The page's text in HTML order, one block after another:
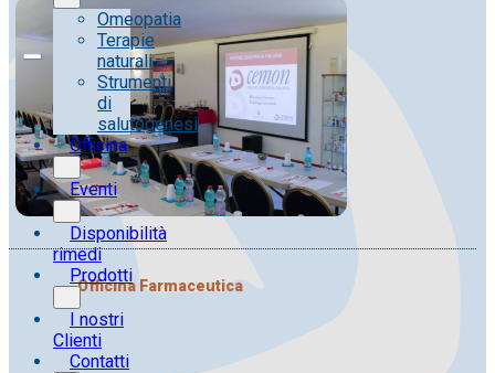
Omeopatia
Terapie
naturali
Strumenti
di
salutogenesi
Officina
Eventi
Disponibilità
rimedi
Prodotti
I nostri
Clienti
Contatti
Officina Farmaceutica